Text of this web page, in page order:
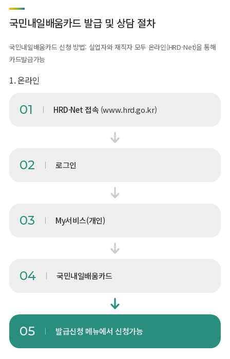
국민내일배움카드 발급 및 상담 절차
국민내일배움카드 신청 방법: 실업자와 재직자 모두 온라인(HRD-Net)을 통해
카드발급가능
1. 온라인
HRD-Net 접속 (www.hrd.go.kr)
로그인
My서비스(개인)
국민내일배움카드
발급신청 메뉴에서 신청가능